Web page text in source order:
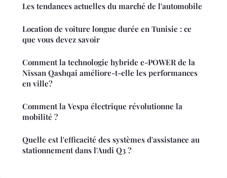
Les tendances actuelles du marché de l'automobile
Location de voiture longue durée en Tunisie : ce
que vous devez savoir
Comment la technologie hybride e-POWER de la
Nissan Qashqai améliore-t-elle les performances
en ville?
Comment la Vespa électrique révolutionne la
mobilité ?
Quelle est l'efficacité des systèmes d'assistance au
stationnement dans l'Audi Q3 ?